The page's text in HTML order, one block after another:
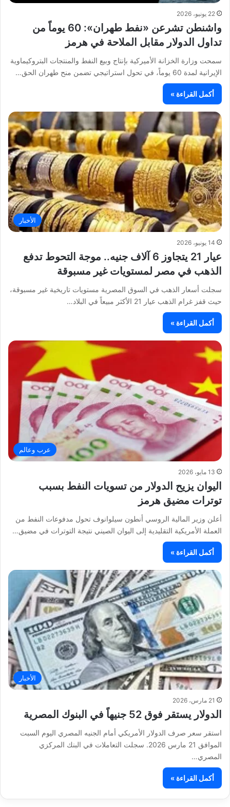
22 يونيو، 2026
واشنطن تشرعن «نفط طهران»: 60 يوماً من
تداول الدولار مقابل الملاحة في هرمز
سمحت وزارة الخزانة الأميركية بإنتاج وبيع النفط والمنتجات البتروكيماوية
الإيرانية لمدة 60 يوماً، في تحول استراتيجي تضمن منح طهران الحق…
أكمل القراءة »
الأخبار
14 يونيو، 2026
عيار 21 يتجاوز 6 آلاف جنيه.. موجة التحوط تدفع
الذهب في مصر لمستويات غير مسبوقة
سجلت أسعار الذهب في السوق المصرية مستويات تاريخية غير مسبوقة،
حيث قفز غرام الذهب عيار 21 الأكثر مبيعاً في البلاد…
أكمل القراءة »
عرب وعالم
13 مايو، 2026
اليوان يزيح الدولار من تسويات النفط بسبب
توترات مضيق هرمز
أعلن وزير المالية الروسي أنطون سيلوانوف تحول مدفوعات النفط من
العملة الأمريكية التقليدية إلى اليوان الصيني نتيجة التوترات في مضيق…
أكمل القراءة »
الأخبار
21 مارس، 2026
الدولار يستقر فوق 52 جنيهاً في البنوك المصرية
استقر سعر صرف الدولار الأمريكي أمام الجنيه المصري اليوم السبت
الموافق 21 مارس 2026. سجلت التعاملات في البنك المركزي
المصري…
أكمل القراءة »